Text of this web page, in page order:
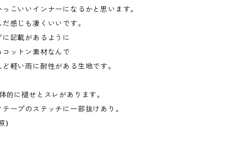
こいいインナーになるかと思います。
感じも凄くいいです。
記載があるように
ットン素材なんで
軽い雨に耐性がある生地です。
的に褪せとスレがあります。
ープのステッチに一部抜けあり。
)